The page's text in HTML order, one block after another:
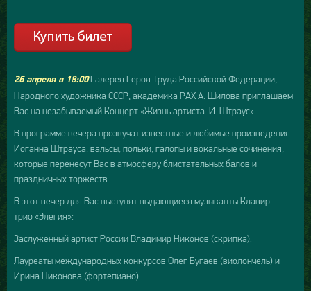
26 апреля в 18:00Галерея Героя Труда Российской Федерации,
Народного художника СССР, академика РАХ А. Шилова приглашаем
Вас на незабываемый Концерт «Жизнь артиста. И. Штраус».
В программе вечера прозвучат известные и любимые произведения
Иоганна Штрауса: вальсы, польки, галопы и вокальные сочинения,
которые перенесут Вас в атмосферу блистательных балов и
праздничных торжеств.
В этот вечер для Вас выступят выдающиеся музыканты Клавир –
трио «Элегия»:
Заслуженный артист России Владимир Никонов (скрипка).
Лауреаты международных конкурсов Олег Бугаев (виолончель) и
Ирина Никонова (фортепиано).